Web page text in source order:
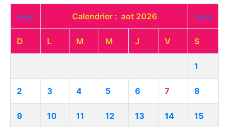
<<< Calendrier : aot 2026 >>>
D L M M J V S
1
2 3 4 5 6 7 8
9 10 11 12 13 14 15